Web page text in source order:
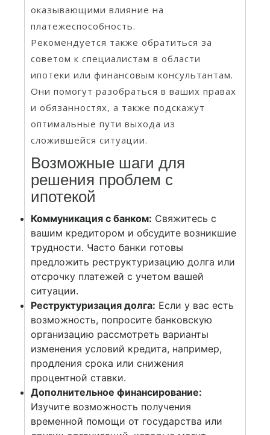
оказывающими влияние на
платежеспособность.
Рекомендуется также обратиться за
советом к специалистам в области
ипотеки или финансовым консультантам.
Они помогут разобраться в ваших правах
и обязанностях, а также подскажут
оптимальные пути выхода из
сложившейся ситуации.
Возможные шаги для
решения проблем с
ипотекой
Коммуникация с банком: Свяжитесь с
вашим кредитором и обсудите возникшие
трудности. Часто банки готовы
предложить реструктуризацию долга или
отсрочку платежей с учетом вашей
ситуации.
Реструктуризация долга: Если у вас есть
возможность, попросите банковскую
организацию рассмотреть варианты
изменения условий кредита, например,
продления срока или снижения
процентной ставки.
Дополнительное финансирование:
Изучите возможность получения
временной помощи от государства или